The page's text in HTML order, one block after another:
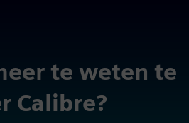
te weten te
Calibre?